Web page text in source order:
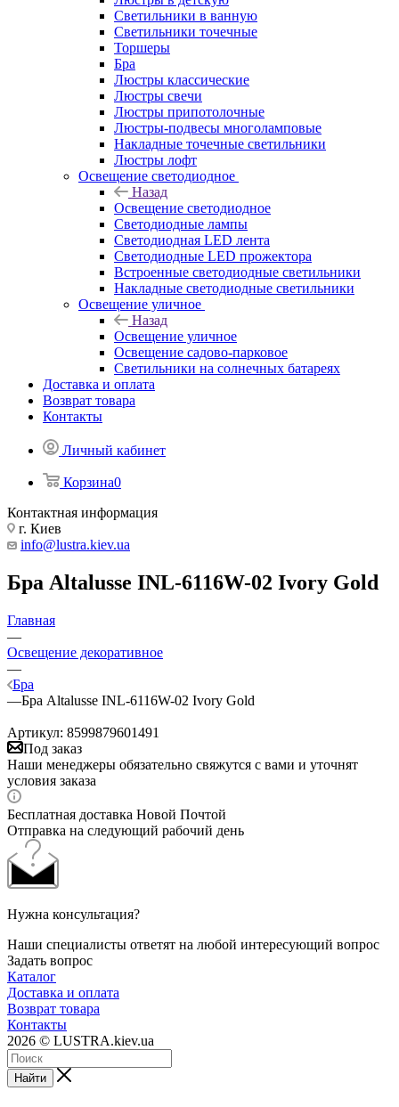
Светильники в ванную
Светильники точечные
Торшеры
Бра
Люстры классические
Люстры свечи
Люстры припотолочные
Люстры-подвесы многоламповые
Накладные точечные светильники
Люстры лофт
Освещение светодиодное
Назад
Освещение светодиодное
Светодиодные лампы
Светодиодная LED лента
Светодиодные LED прожектора
Встроенные светодиодные светильники
Накладные светодиодные светильники
Освещение уличное
Назад
Освещение уличное
Освещение садово-парковое
Светильники на солнечных батареях
Доставка и оплата
Возврат товара
Контакты
Личный кабинет
Корзина0
Контактная информация
г. Киев
info@lustra.kiev.ua
Бра Altalusse INL-6116W-02 Ivory Gold
Главная
—
Освещение декоративное
—
Бра
—Бра Altalusse INL-6116W-02 Ivory Gold
Артикул: 8599879601491
Под заказ
Наши менеджеры обязательно свяжутся с вами и уточнят
условия заказа
Бесплатная доставка Новой Почтой
Отправка на следующий рабочий день
Нужна консультация?
Наши специалисты ответят на любой интересующий вопрос
Задать вопрос
Каталог
Доставка и оплата
Возврат товара
Контакты
2026 © LUSTRA.kiev.ua
Найти